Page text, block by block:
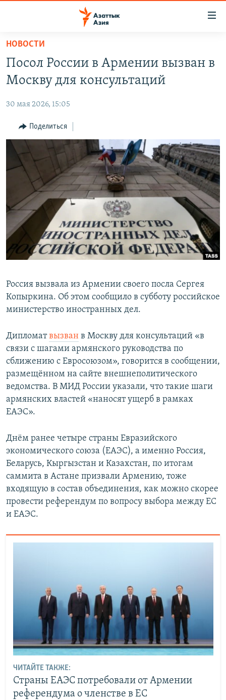
Вернуться
основному
содержанию
навигации
Вернутся
поиску
УЗБЕКИСТАН
ТАДЖИКИСТАН
ВОЙНА В УКРАИНЕ
НА ДРУГИХ ЯЗЫКАХ
ҚАЗАҚША
КЫРГЫЗЧА
ЎЗБЕКЧА
ТОҶИКӢ
TÜRKMENÇE
Все сайты РСЕ/РС
НОВОСТИ
Посол России в Армении вызван в
Москву для консультаций
30 мая 2026, 15:05
Поделиться
Россия вызвала из Армении своего посла Сергея
Копыркина. Об этом сообщило в субботу российское
министерство иностранных дел.
Дипломатвызван в Москву для консультаций «в
связи с шагами армянского руководства по
сближению с Евросоюзом», говорится в сообщении,
размещённом на сайте внешнеполитического
ведомства. В МИД России указали, что такие шаги
армянских властей «наносят ущерб в рамках
ЕАЭС».
Днём ранее четыре страны Евразийского
экономического союза (ЕАЭС), а именно Россия,
Беларусь, Кыргызстан и Казахстан, по итогам
саммита в Астане призвали Армению, тоже
входящую в состав объединения, как можно скорее
провести референдум по вопросу выбора между ЕС
и ЕАЭС.
ЧИТАЙТЕ ТАКЖЕ:
Страны ЕАЭС потребовали от Армении
референдума о членстве в ЕС